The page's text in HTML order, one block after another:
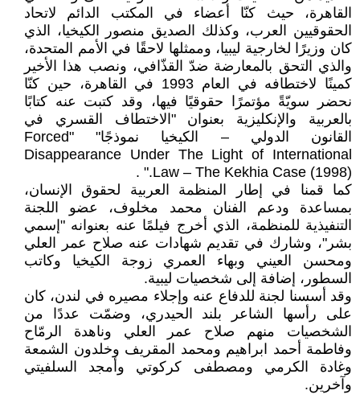
القاهرة، حيث كنّا أعضاء في المكتب الدائم لاتحاد
الحقوقيين العرب، وكذلك الصديق منصور الكيخيا، الذي
كان وزيرًا لخارجية ليبيا، وممثلها لاحقًا في الأمم المتحدة،
والذي التحق بالمعارضة ضدّ القذّافي، ونصب هذا الأخير
كمينًا لاختطافه في العام 1993 في القاهرة، حين كنّا
نحضر سويّةً مؤتمرًا حقوقيًا فيها، وقد كتبت عنه كتابًا
بالعربية والإنكليزية بعنوان "الاختطاف القسري في
القانون الدولي – الكيخيا نموذجًا" "Forced
Disappearance Under The Light of International
Law – The Kekhia Case (1998)." .
كما قمنا في إطار المنظمة العربية لحقوق الإنسان،
بمساعدة ودعم الفنان محمد مخلوف، عضو اللجنة
التنفيذية للمنظمة، الذي أخرج فيلمًا عنه بعنوانه "إسمي
بشر"، وشارك في تقديم شهادات عنه صلاح عمر العلي
ومحسن العيني وبهاء العمري زوجة الكيخيا وكاتب
السطور، إضافة إلى شخصيات ليبية.
وقد أسسنا لجنة للدفاع عنه وإجلاء مصيره في لندن، كان
على رأسها الشاعر بلند الحيدري، وضمّت عددًا من
الشخصيات منهم صلاح عمر العلي وناهدة الرمّاح
وفاطمة أحمد ابراهيم ومحمد المقريف وخلدون الشمعة
وغادة الكرمي ومصطفى كركوتي وأمجد السلفيتي
وآخرين.